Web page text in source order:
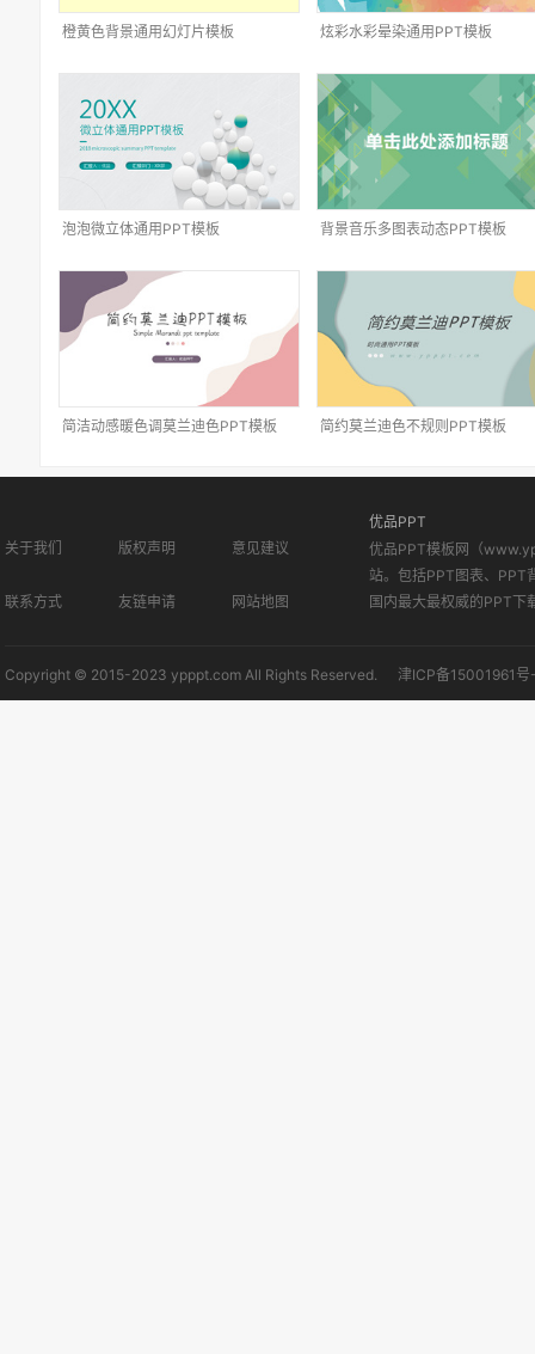
橙黄色背景通用幻灯片模板 炫彩水彩晕染通用PPT模板
泡泡微立体通用PPT模板 背景音乐多图表动态PPT模板
简洁动感暖色调莫兰迪色PPT模板 简约莫兰迪色不规则PPT模板
关于我们 版权声明 意见建议
联系方式 友链申请 网站地图
优品PPT
优品PPT模板网（
站。包括PPT图表、PPT
国内最大最权威的PPT下
Copyright © 2015-2023 ypppt.com All Rights Reserved. 津ICP备15001961号